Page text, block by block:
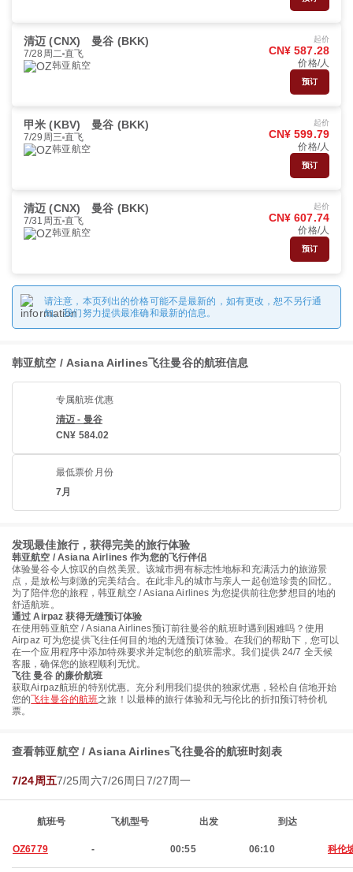
清迈 (CNX) 曼谷 (BKK)
7/28周二 直飞
韩亚航空
起价
CN¥ 587.28
价格/人
预订
甲米 (KBV) 曼谷 (BKK)
7/29周三 直飞
韩亚航空
起价
CN¥ 599.79
价格/人
预订
清迈 (CNX) 曼谷 (BKK)
7/31周五 直飞
韩亚航空
起价
CN¥ 607.74
价格/人
预订
请注意，本页列出的价格可能不是最新的，如有更改，恕不另行通
知。我们努力提供最准确和最新的信息。
韩亚航空 / Asiana Airlines飞往曼谷的航班信息
专属航班优惠
清迈 - 曼谷
CN¥ 584.02
最低票价月份
7月
发现最佳旅行，获得完美的旅行体验
韩亚航空 / Asiana Airlines 作为您的飞行伴侣
体验曼谷令人惊叹的自然美景。该城市拥有标志性地标和充满活力的旅游景
点，是放松与刺激的完美结合。在此非凡的城市与亲人一起创造珍贵的回忆。
为了陪伴您的旅程，韩亚航空 / Asiana Airlines 为您提供前往您梦想目的地的
舒适航班。
通过 Airpaz 获得无缝预订体验
在使用韩亚航空 / Asiana Airlines预订前往曼谷的航班时遇到困难吗？使用
Airpaz 可为您提供飞往任何目的地的无缝预订体验。在我们的帮助下，您可以
在一个应用程序中添加特殊要求并定制您的航班需求。我们提供 24/7 全天候
客服，确保您的旅程顺利无忧。
飞往 曼谷 的廉价航班
获取Airpaz航班的特别优惠。充分利用我们提供的独家优惠，轻松自信地开始
您的飞往曼谷的航班之旅！以最棒的旅行体验和无与伦比的折扣预订特价机
票。
查看韩亚航空 / Asiana Airlines飞往曼谷的航班时刻表
7/24周五7/25周六7/26周日7/27周一
航班号 飞机型号 出发 到达
OZ6779 - 00:55 06:10 科伦